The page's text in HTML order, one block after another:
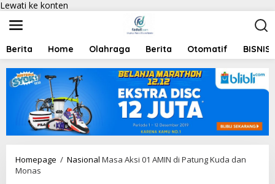
Lewati ke konten
Berita Home Olahraga Berita Otomatif BISNIS
Homepage / Nasional Masa Aksi 01 AMIN di Patung Kuda dan
Monas